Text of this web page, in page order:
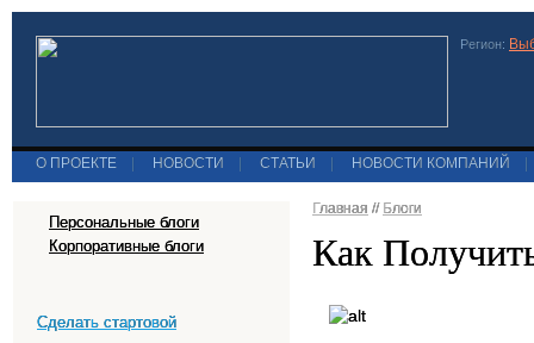
Регион:
О ПРОЕКТЕ НОВОСТИ СТАТЬИ НОВОСТИ КОМПАНИЙ
Персональные блоги
Корпоративные блоги
Сделать стартовой
Главная // Блоги
Как